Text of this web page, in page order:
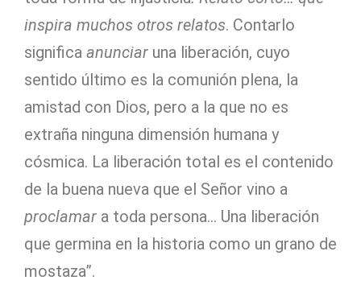
inspira muchos otros relatos. Contarlo
significa anunciar una liberación, cuyo
sentido último es la comunión plena, la
amistad con Dios, pero a la que no es
extraña ninguna dimensión humana y
cósmica. La liberación total es el contenido
de la buena nueva que el Señor vino a
proclamar a toda persona… Una liberación
que germina en la historia como un grano de
mostaza”.